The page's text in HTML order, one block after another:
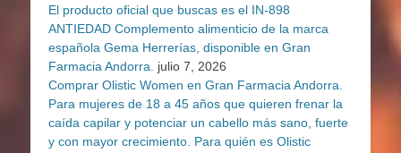
El producto oficial que buscas es el IN-898
ANTIEDAD Complemento alimenticio de la marca
española Gema Herrerías, disponible en Gran
Farmacia Andorra.
julio 7, 2026
Comprar Olistic Women en Gran Farmacia Andorra.
Para mujeres de 18 a 45 años que quieren frenar la
caída capilar y potenciar un cabello más sano, fuerte
y con mayor crecimiento. Para quién es Olistic